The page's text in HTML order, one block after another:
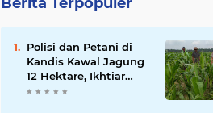
Polisi dan Petani di
Kandis Kawal Jagung
12 Hektare, Ikhtiar
Menjaga Ketahanan